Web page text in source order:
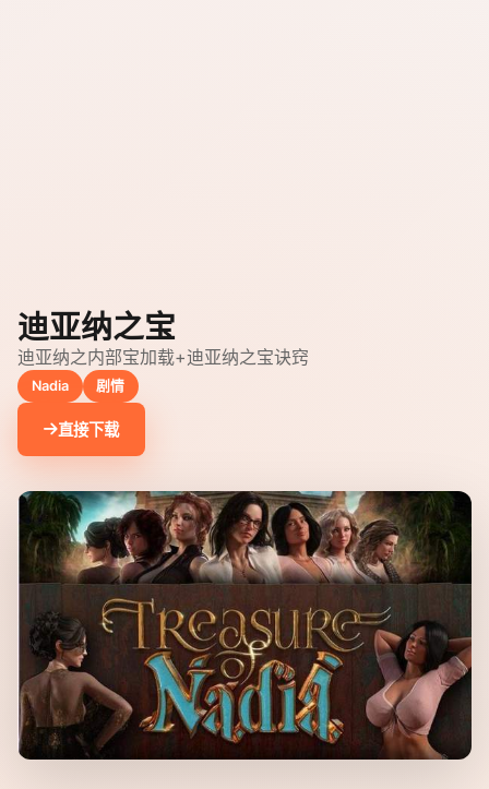
迪亚纳之宝
迪亚纳之内部宝加载+迪亚纳之宝诀窍
Nadia 剧情
直接下载